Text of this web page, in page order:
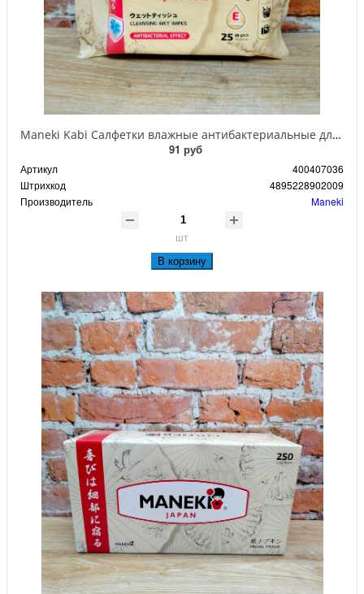
Maneki Kabi Салфетки влажные антибактериальные для всей семьи с витамином Е и увлажняющим лосьоном 25 шт
91 руб
Артикул
400407036
Штрихкод
4895228902009
Производитель
Maneki
шт
В корзину